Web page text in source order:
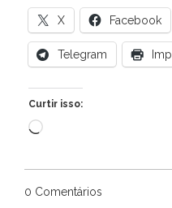
X Facebook
Telegram
Curtir isso:
Carregando...
0 Comentários